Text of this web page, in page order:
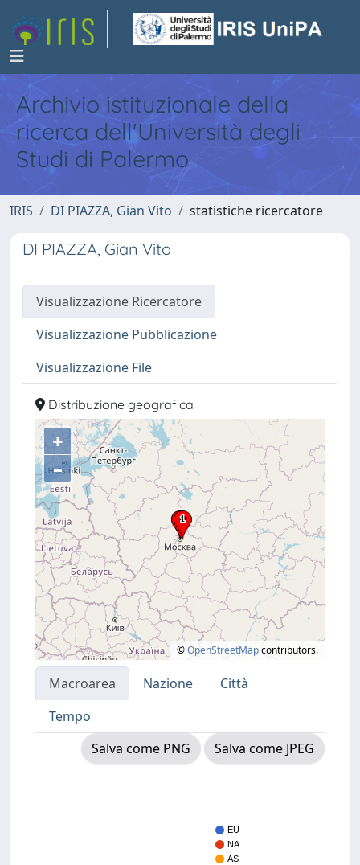
Archivio istituzionale della
ricerca dell'Università degli
Studi di Palermo
IRIS DI PIAZZA, Gian Vito statistiche ricercatore
DI PIAZZA, Gian Vito
Visualizzazione Ricercatore
Visualizzazione Pubblicazione
Visualizzazione File
Distribuzione geografica
+
–
©OpenStreetMapcontributors.
Macroarea Nazione
Città
Tempo
Salva come PNG
Salva come JPEG
EU
NA
AS